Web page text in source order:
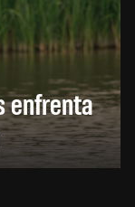
enfrenta